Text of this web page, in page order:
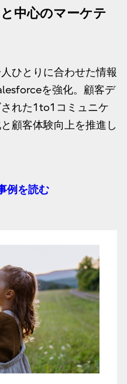
中心のマーケテ
ひとりに合わせた情報
を強化。顧客デ
れた1to1コミュニケ
顧客体験向上を推進し
例を読む